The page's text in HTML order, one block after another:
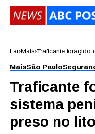
Lar Mais Traficante foragido
MaisSão Paulo
Traficante
sistema
preso no